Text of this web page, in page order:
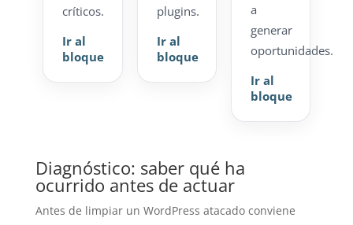
críticos.
Ir al
bloque
plugins.
Ir al
bloque
a
generar
oportunidades.
Ir al
bloque
Diagnóstico: saber qué ha
ocurrido antes de actuar
Antes de limpiar un WordPress atacado conviene